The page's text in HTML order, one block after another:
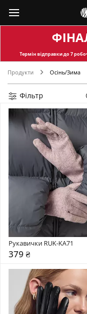
Термін відправкидо 7
Продукти Осінь/Зима
Фільтр
Рукавички RUK-KA71
379 ₴